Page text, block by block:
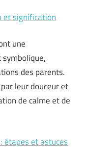
et signification
une
des parents.
leur douceur et
de calme et de
étapes et astuces